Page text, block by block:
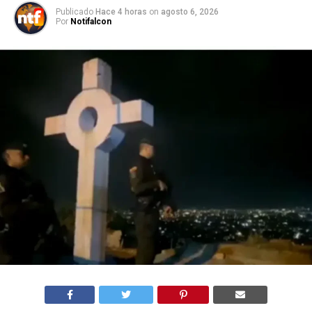
Publicado Hace 4 horas on agosto 6, 2026
Por Notifalcon